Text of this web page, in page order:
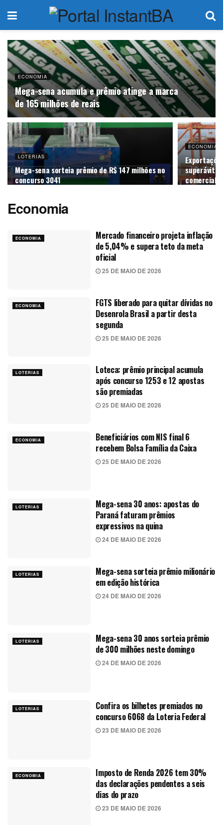
ECONOMIA
Mega-sena acumula e prêmio atinge a marca
de 165 milhões de reais
LOTERIAS
Mega-sena sorteia prêmio de R$ 147 milhões no
concurso 3041
ECONOMIA
superávit
comercial
Economia
ECONOMIA
Mercado financeiro projeta inflação
de 5,04% e supera teto da meta
oficial
25 DE MAIO DE 2026
ECONOMIA
FGTS liberado para quitar dívidas no
Desenrola Brasil a partir desta
segunda
25 DE MAIO DE 2026
LOTERIAS
Loteca: prêmio principal acumula
após concurso 1253 e 12 apostas
são premiadas
25 DE MAIO DE 2026
ECONOMIA
Beneficiários com NIS final 6
recebem Bolsa Família da Caixa
25 DE MAIO DE 2026
LOTERIAS
Mega-sena 30 anos: apostas do
Paraná faturam prêmios
expressivos na quina
24 DE MAIO DE 2026
LOTERIAS
Mega-sena sorteia prêmio milionário
em edição histórica
24 DE MAIO DE 2026
LOTERIAS
Mega-sena 30 anos sorteia prêmio
de 300 milhões neste domingo
24 DE MAIO DE 2026
LOTERIAS
Confira os bilhetes premiados no
concurso 6068 da Loteria Federal
23 DE MAIO DE 2026
ECONOMIA
Imposto de Renda 2026 tem 30%
das declarações pendentes a seis
dias do prazo
23 DE MAIO DE 2026